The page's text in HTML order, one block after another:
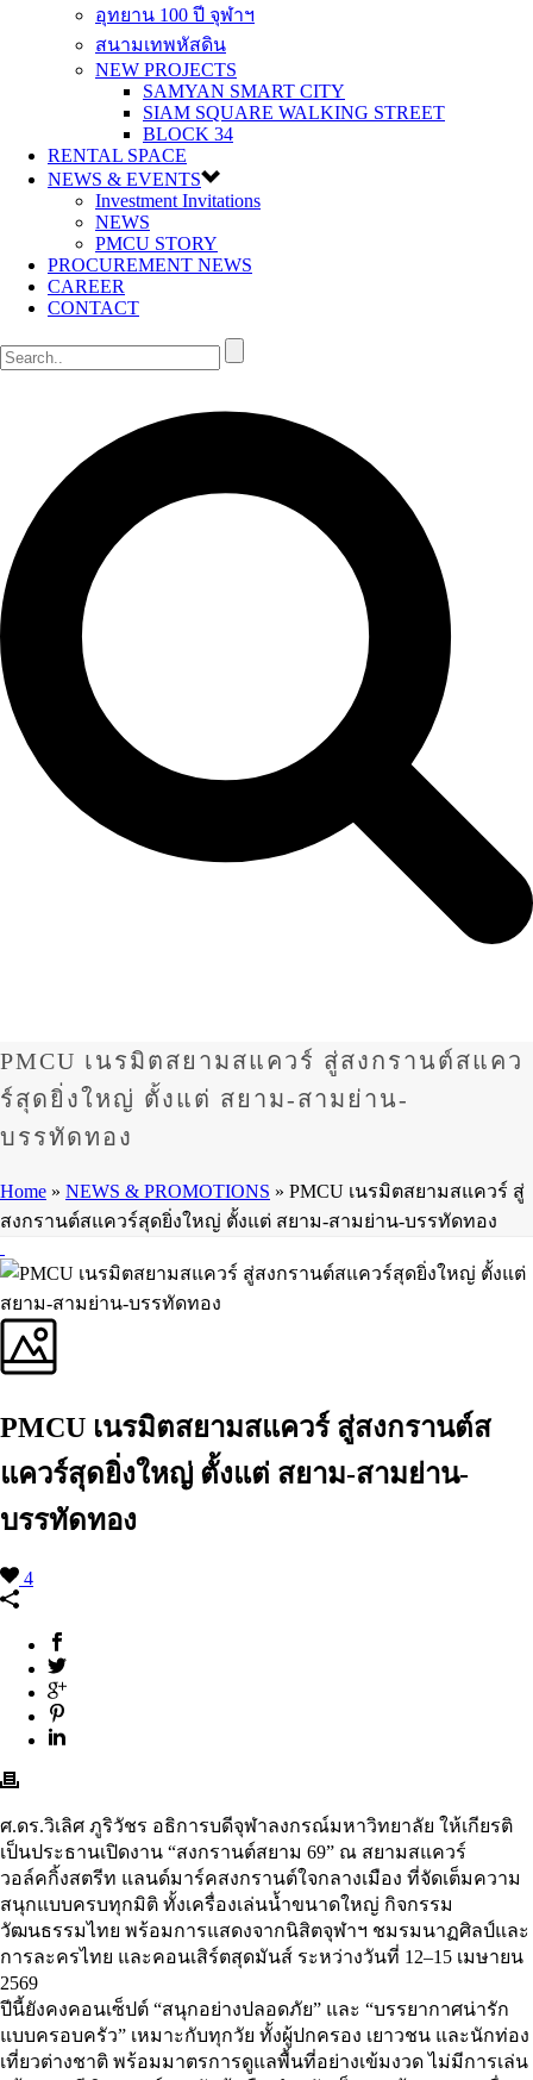
อุทยาน 100 ปี จุฬาฯ
สนามเทพหัสดิน
NEW PROJECTS
SAMYAN SMART CITY
SIAM SQUARE WALKING STREET
BLOCK 34
RENTAL SPACE
NEWS & EVENTS
Investment Invitations
NEWS
PMCU STORY
PROCUREMENT NEWS
CAREER
CONTACT
PMCU เนรมิตสยามสแควร์ สู่สงกรานต์สแคว
ร์สุดยิ่งใหญ่ ตั้งแต่ สยาม-สามย่าน-
บรรทัดทอง
Home » NEWS & PROMOTIONS » PMCU เนรมิตสยามสแควร์ สู่
สงกรานต์สแควร์สุดยิ่งใหญ่ ตั้งแต่ สยาม-สามย่าน-บรรทัดทอง
PMCU เนรมิตสยามสแควร์ สู่สงกรานต์ส
แควร์สุดยิ่งใหญ่ ตั้งแต่ สยาม-สามย่าน-
บรรทัดทอง
4
ศ.ดร.วิเลิศ ภูริวัชร อธิการบดีจุฬาลงกรณ์มหาวิทยาลัย ให้เกียรติ
เป็นประธานเปิดงาน “สงกรานต์สยาม 69” ณ สยามสแควร์
วอล์คกิ้งสตรีท แลนด์มาร์คสงกรานต์ใจกลางเมือง ที่จัดเต็มความ
สนุกแบบครบทุกมิติ ทั้งเครื่องเล่นน้ำขนาดใหญ่ กิจกรรม
วัฒนธรรมไทย พร้อมการแสดงจากนิสิตจุฬาฯ ชมรมนาฏศิลป์และ
การละครไทย และคอนเสิร์ตสุดมันส์ ระหว่างวันที่ 12–15 เมษายน
2569
ปีนี้ยังคงคอนเซ็ปต์ “สนุกอย่างปลอดภัย” และ “บรรยากาศน่ารัก
แบบครอบครัว” เหมาะกับทุกวัย ทั้งผู้ปกครอง เยาวชน และนักท่อง
เที่ยวต่างชาติ พร้อมมาตรการดูแลพื้นที่อย่างเข้มงวด ไม่มีการเล่น